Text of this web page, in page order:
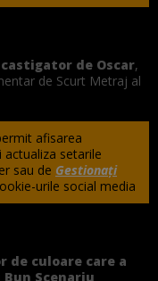
de Oscar,
de Scurt Metraj al
afisarea
setarile
sau de Gestionați
urile social media
de culoare care a
Scenariu